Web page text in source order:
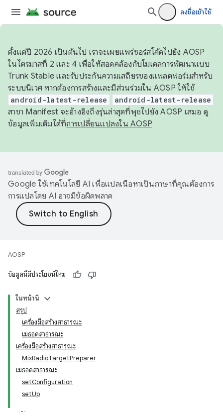
ลงชื่อเข้าใช้
ตั้งแต่ปี 2026 เป็นต้นไป เราจะเผยแพร่ซอร์สโค้ดไปยัง AOSP
ในไตรมาสที่ 2 และ 4 เพื่อให้สอดคล้องกับโมเดลการพัฒนาแบบ
Trunk Stable และรับประกันความเสถียรของแพลตฟอร์มสำหรับ
ระบบนิเวศ หากต้องการสร้างและมีส่วนร่วมใน AOSP ให้ใช้
android-latest-release android-latest-release
สาขา Manifest จะอ้างอิงถึงรุ่นล่าสุดที่พุชไปยัง AOSP เสมอ ดู
ข้อมูลเพิ่มเติมได้ที่การเปลี่ยนแปลงใน AOSP
Google ใช้เทคโนโลยี AI เพื่อแปลเนื้อหาเป็นภาษาที่คุณต้องการ
การแปลโดย AI อาจมีข้อผิดพลาด
AOSP
ข้อมูลนี้มีประโยชน์ไหม
ในหน้านี้
สรุป
เครื่องมือสร้างสาธารณะ
เมธอดสาธารณะ
เครื่องมือสร้างสาธารณะ
MixRadioTargetPreparer
เมธอดสาธารณะ
setConfiguration
setUp